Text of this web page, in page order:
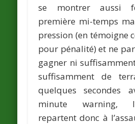
se montrer aussi
première mi-temps
pression (en témoigne
pour pénalité) et ne
gagner ni
suffisamment de
quelques secondes
minute warning,
repartent donc à